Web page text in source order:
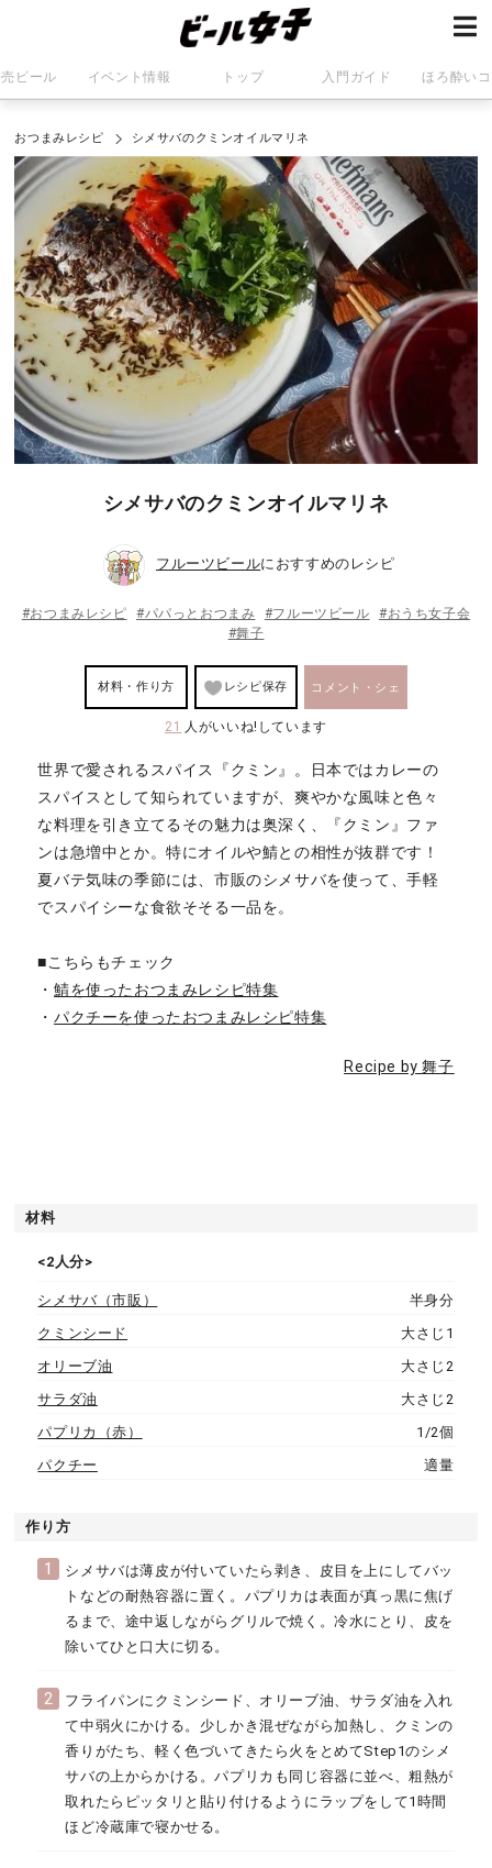
ビール イベント情報 トップ 入門ガイド ほろ酔い
おつまみレシピ シメサバのクミンオイルマリネ
シメサバのクミンオイルマリネ
フルーツビールにおすすめのレシピ
#おつまみレシピ #パパっとおつまみ #フルーツビール
#おうち女子会
#舞子
材料・作り方 レシピ保存 コメント・シェ
21 人がいいね!しています
世界で愛されるスパイス『クミン』。日本ではカレーの
スパイスとして知られていますが、爽やかな風味と色々
な料理を引き立てるその魅力は奥深く、『クミン』ファ
ンは急増中とか。特にオイルや鯖との相性が抜群です！
夏バテ気味の季節には、市販のシメサバを使って、手軽
でスパイシーな食欲そそる一品を。
■こちらもチェック
・鯖を使ったおつまみレシピ特集
・パクチーを使ったおつまみレシピ特集
Recipe by 舞子
材料
<2人分>
シメサバ（市販）
半身分
クミンシード
大さじ1
オリーブ油
大さじ2
サラダ油
大さじ2
パプリカ（赤）
1/2個
パクチー
適量
作り方
1
シメサバは薄皮が付いていたら剥き、皮目を上にしてバッ
トなどの耐熱容器に置く。パプリカは表面が真っ黒に焦げ
るまで、途中返しながらグリルで焼く。冷水にとり、皮を
除いてひと口大に切る。
2
フライパンにクミンシード、オリーブ油、サラダ油を入れ
て中弱火にかける。少しかき混ぜながら加熱し、クミンの
香りがたち、軽く色づいてきたら火をとめてStep1のシメ
サバの上からかける。パプリカも同じ容器に並べ、粗熱が
取れたらピッタリと貼り付けるようにラップをして1時間
ほど冷蔵庫で寝かせる。